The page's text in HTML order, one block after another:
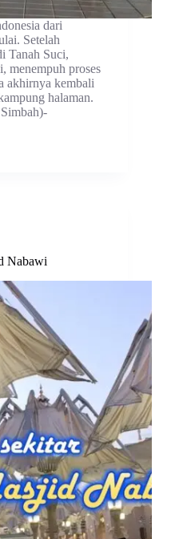
dari
Setelah
Tanah Suci,
menempuh proses
akhirnya kembali
halaman.
Nabawi